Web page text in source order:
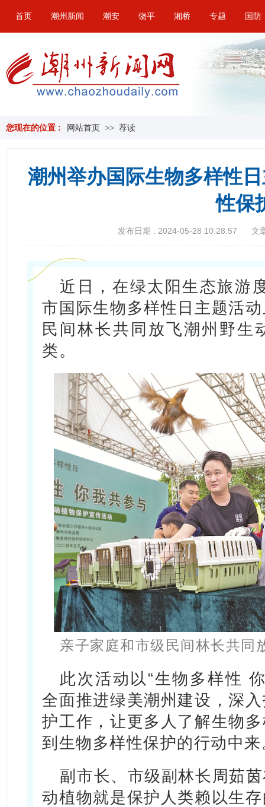
首页 潮州新闻 潮安 饶平 湘桥 专题 国防
您现在的位置 : 网站首页 >> 荐读
潮州举办国际生物多样性
性保
发布日期 : 2024-05-28 10:28:57 文
近日，在绿太阳生态旅游
市国际生物多样性日主题活
民间林长共同放飞潮州野生
类。
亲子家庭和市级民间林长共同
此次活动以“生物多样性
全面推进绿美潮州建设，深
护工作，让更多人了解生物
到生物多样性保护的行动中来
副市长、市级副林长周茹
动植物就是保护人类赖以生